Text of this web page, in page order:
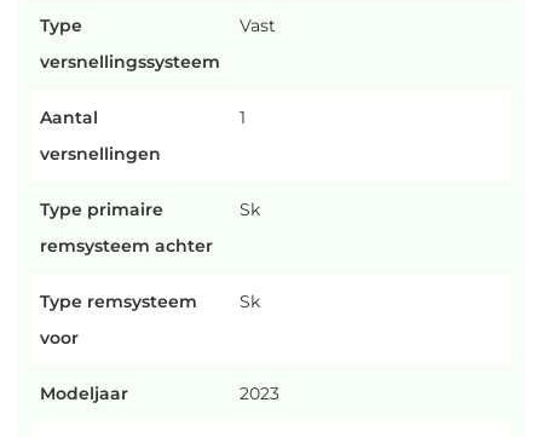
Type
versnellingssysteem
Vast
Aantal
versnellingen
1
Type primaire
remsysteem achter
Sk
Type remsysteem
voor
Sk
Modeljaar 2023